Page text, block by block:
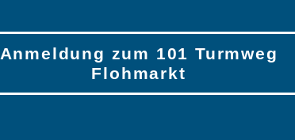
Anmeldung zum 101 Turmweg
Flohmarkt